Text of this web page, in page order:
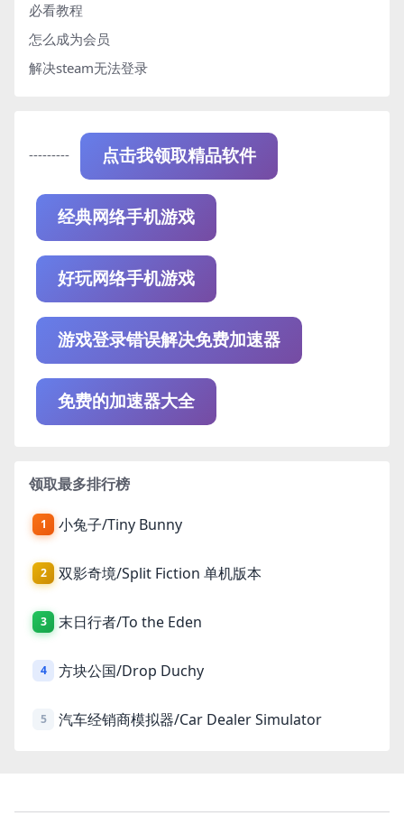
必看教程
怎么成为会员
解决steam无法登录
--------- 点击我领取精品软件
经典网络手机游戏
好玩网络手机游戏
游戏登录错误解决免费加速器
免费的加速器大全
领取最多排行榜
1 小兔子/Tiny Bunny
2 双影奇境/Split Fiction 单机版本
3 末日行者/To the Eden
4 方块公国/Drop Duchy
5 汽车经销商模拟器/Car Dealer Simulator